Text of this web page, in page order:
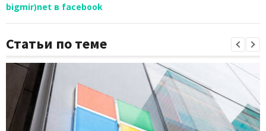
bigmir)net в facebook
Статьи по теме